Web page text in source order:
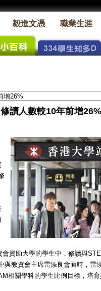
毅進文憑 職業生涯
讀人數較10年前增26%
資助大學的學生中，修讀與
教資會主席雷添良會面時，雷
相關學科的學生比例目標，培